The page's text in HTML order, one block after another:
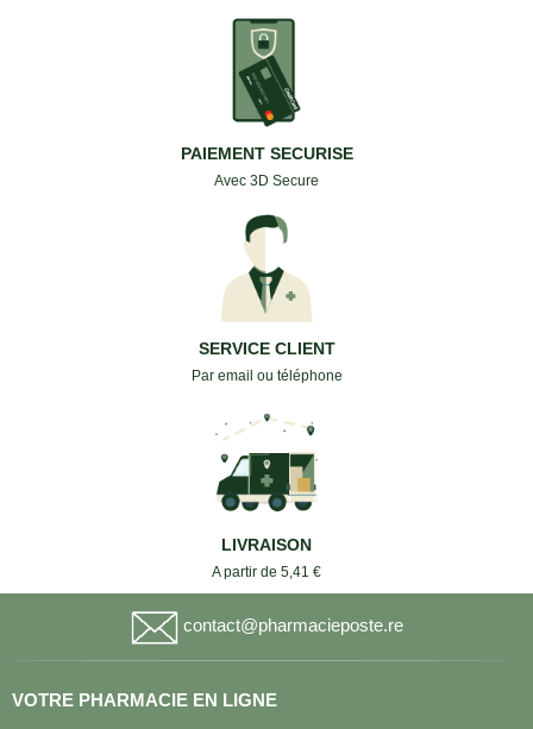
PAIEMENT SECURISE
Avec 3D Secure
SERVICE CLIENT
Par email ou téléphone
LIVRAISON
A partir de 5,41 €
contact@pharmacieposte.re
VOTRE PHARMACIE EN LIGNE